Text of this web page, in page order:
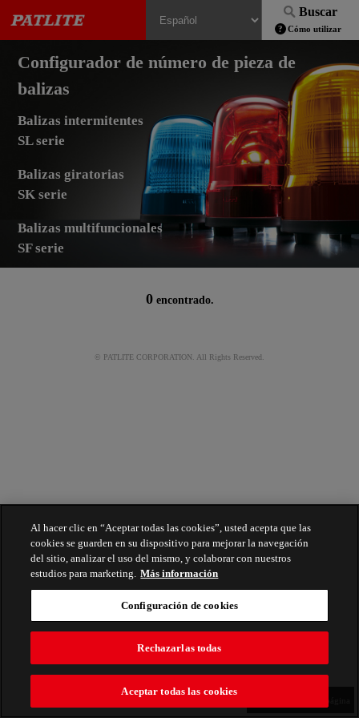
Buscar
Cómo utilizar
Configurador de número de pieza de
balizas
Balizas intermitentes
SL serie
Balizas giratorias
SK serie
Balizas multifuncionales
SF serie
0encontrado.
© PATLITE CORPORATION. All Rights Reserved.
Al hacer clic en “Aceptar todas las cookies”, usted acepta que las
cookies se guarden en su dispositivo para mejorar la navegación
del sitio, analizar el uso del mismo, y colaborar con nuestros
estudios para marketing.
Más información
Configuración de cookies
Rechazarlas todas
Aceptar todas las cookies